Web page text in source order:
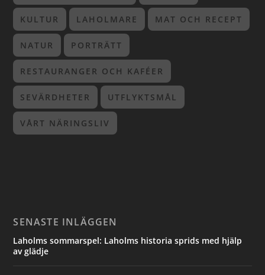
KULTUR LAHOLMARE MAT OCH RECEPT
NATUR PORTRÄTT
RESTAURANGER OCH KAFÉER
SEVÄRDHETER UTFLYKTSMÅL
VÅRT NÄRINGSLIV
SENASTE INLÄGGEN
Laholms sommarspel: Laholms historia sprids med hjälp
av glädje